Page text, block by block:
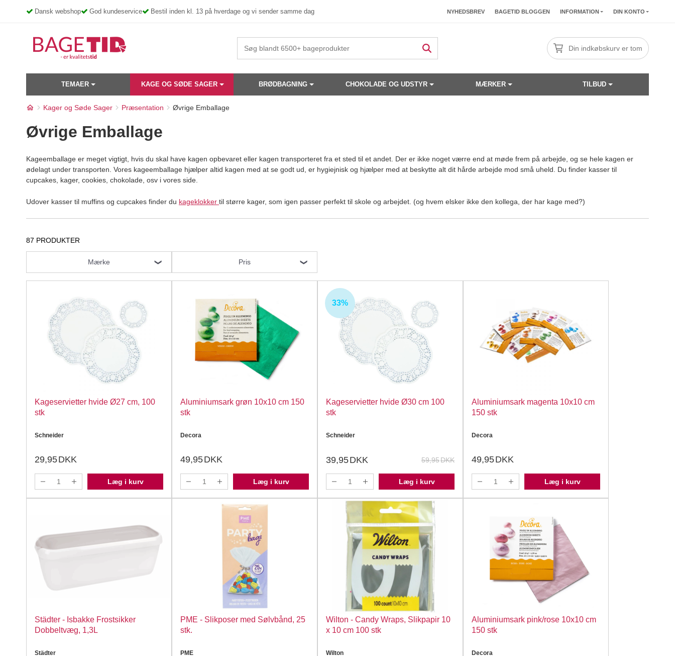
Dansk webshop God kundeservice Bestil inden kl. 13 på hverdage og vi sender samme dag NYHEDSBREV BAGETID BLOGGEN INFORMATION DIN KONTO
Din indkøbskurv er tom
TEMAER KAGE OG SØDE SAGER BRØDBAGNING CHOKOLADE OG UDSTYR MÆRKER TILBUD
Kager og Søde Sager Præsentation Øvrige Emballage
Øvrige Emballage
Kageemballage er meget vigtigt, hvis du skal have kagen opbevaret eller kagen transporteret fra et sted til et andet. Der er ikke noget værre end at møde frem på arbejde, og se hele kagen er
ødelagt under transporten. Vores kageemballage hjælper altid kagen med at se godt ud, er hygiejnisk og hjælper med at beskytte alt dit hårde arbejde mod små uheld. Du finder kasser til
cupcakes, kager, cookies, chokolade, osv i vores side.
Udover kasser til muffins og cupcakes finder du kageklokker til større kager, som igen passer perfekt til skole og arbejdet. (og hvem elsker ikke den kollega, der har kage med?)
87 PRODUKTER
Mærke Pris
Kageservietter hvide Ø27 cm, 100
stk
Schneider
29,95DKK
Læg i kurv
Aluminiumsark grøn 10x10 cm 150
stk
Decora
49,95DKK
Læg i kurv
33%
Kageservietter hvide Ø30 cm 100
stk
Schneider
59,95DKK
39,95DKK
Læg i kurv
Aluminiumsark magenta 10x10 cm
150 stk
Decora
49,95DKK
Læg i kurv
Städter - Isbakke Frostsikker
Dobbeltvæg, 1,3L
Städter
PME - Slikposer med Sølvbånd, 25
stk.
PME
Wilton - Candy Wraps, Slikpapir 10
x 10 cm 100 stk
Wilton
Aluminiumsark pink/rose 10x10 cm
150 stk
Decora